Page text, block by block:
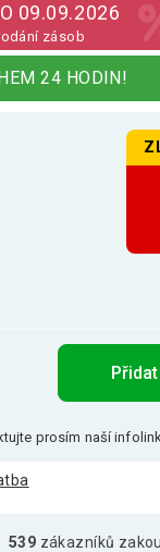
s magnety
09.09.2026
zásob
24 HODIN!
prosím naší
539 zákazníků